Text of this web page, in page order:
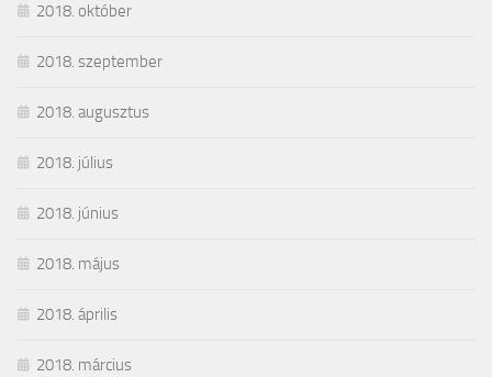
2018. október
2018. szeptember
2018. augusztus
2018. július
2018. június
2018. május
2018. április
2018. március